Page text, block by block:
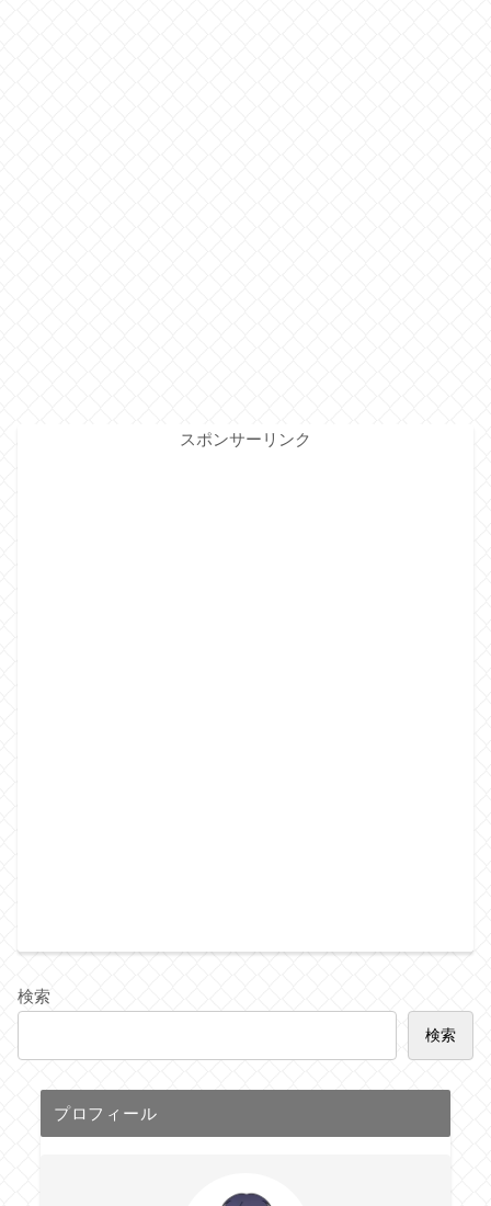
スポンサーリンク
検索
検索
プロフィール